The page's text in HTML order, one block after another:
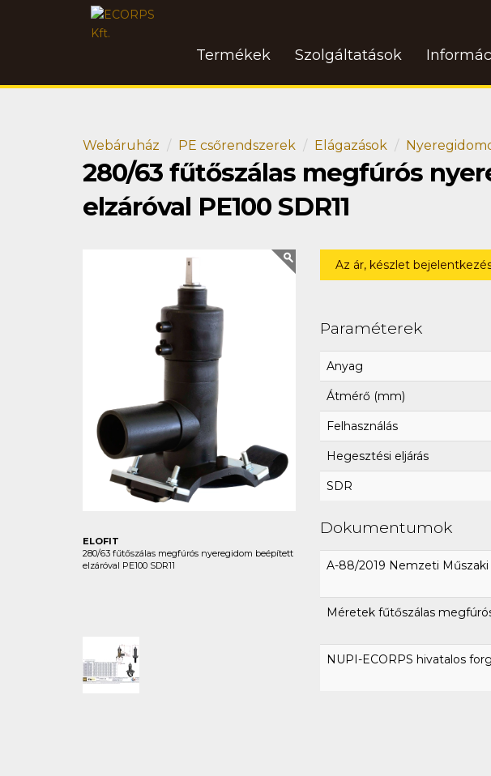
Termékek Szolgáltatások
Webáruház PE csőrendszerek Elágazások
280/63 fűtőszálas megfúrós
elzáróval PE100 SDR11
ELOFIT
280/63 fűtőszálas megfúrós nyeregidom beépített
elzáróval PE100 SDR11
Az ár, készlet
Paraméterek
Anyag
Átmérő (mm)
Felhasználás
Hegesztési eljárás
SDR
Dokumentumok
A-88/2019 Nemzeti
Méretek fűtőszálas
NUPI-ECORPS hivatalos